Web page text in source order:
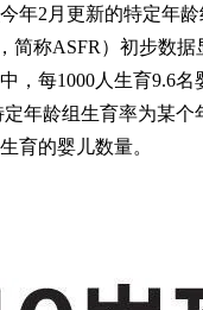
今年2月更新的特定年龄
简称ASFR）初步数据
，每1000人生育9.6名
年龄组生育率为某个
育的婴儿数量。